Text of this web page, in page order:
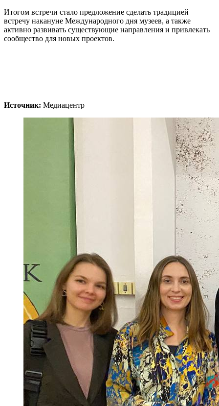
Итогом встречи стало предложение сделать традицией
встречу накануне Международного дня музеев, а также
активно развивать существующие направления и привлекать
сообщество для новых проектов.
Источник: Медиацентр